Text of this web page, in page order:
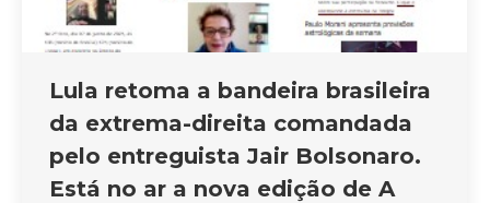
Lula retoma a bandeira brasileira
da extrema-direita comandada
pelo entreguista Jair Bolsonaro.
Está no ar a nova edição de A